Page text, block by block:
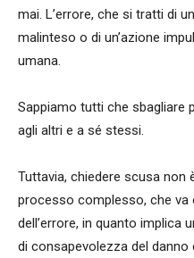
mai. L’errore, che si tratti di
malinteso o di un’azione
umana.
Sappiamo tutti che sbagliare
agli altri e a sé stessi.
Tuttavia, chiedere scusa non
processo complesso, che
dell’errore, in quanto implica
di consapevolezza del danno